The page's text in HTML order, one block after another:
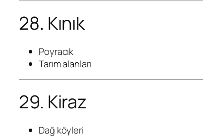
28. Kınık
Poyracık
Tarım alanları
29. Kiraz
Dağ köyleri